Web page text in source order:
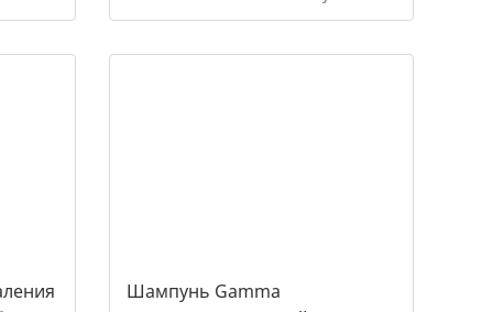
Шампунь Gamma